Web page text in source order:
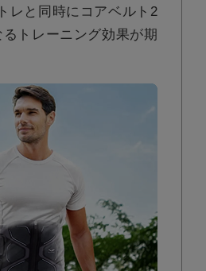
レと同時にコアベルト2
るトレーニング効果が期